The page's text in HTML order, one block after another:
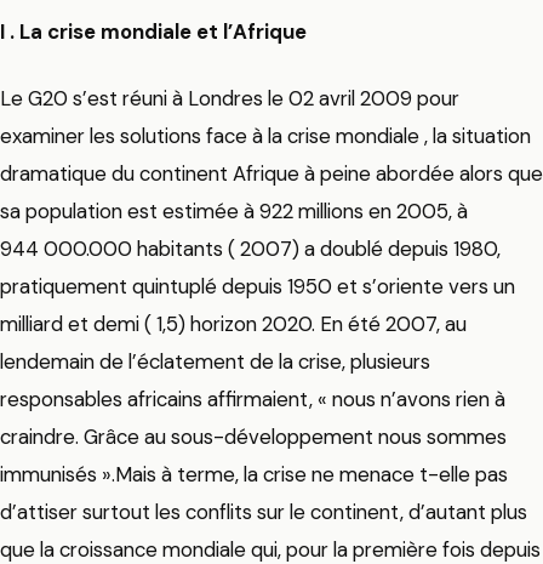
I . La crise mondiale et l’Afrique
Le G20 s’est réuni à Londres le 02 avril 2009 pour
examiner les solutions face à la crise mondiale , la situation
dramatique du continent Afrique à peine abordée alors que
sa population est estimée à 922 millions en 2005, à
944 000.000 habitants ( 2007) a doublé depuis 1980,
pratiquement quintuplé depuis 1950 et s’oriente vers un
milliard et demi ( 1,5) horizon 2020. En été 2007, au
lendemain de l’éclatement de la crise, plusieurs
responsables africains affirmaient, « nous n’avons rien à
craindre. Grâce au sous-développement nous sommes
immunisés ».Mais à terme, la crise ne menace t-elle pas
d’attiser surtout les conflits sur le continent, d’autant plus
que la croissance mondiale qui, pour la première fois depuis